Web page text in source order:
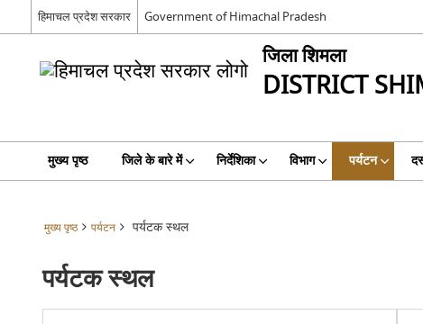
हिमाचल प्रदेश सरकार Government of Himachal Pradesh
जिला शिमला
DISTRICT
मुख्य पृष्ठ जिले के बारे में निर्देशिका विभाग पर्यटन
मुख्य पृष्ठ पर्यटन पर्यटक स्थल
पर्यटक स्थल